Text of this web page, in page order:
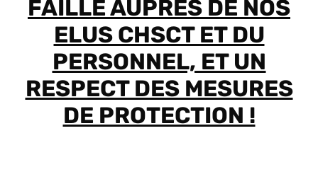
FAILLE AUPRES DE NOS
ELUS CHSCT ET DU
PERSONNEL, ET UN
RESPECT DES MESURES
DE PROTECTION !